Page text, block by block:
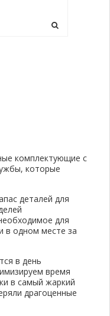
комплектующие с
которые
деталей для
для
в одном месте за
в день
время
в самый жаркий
драгоценные